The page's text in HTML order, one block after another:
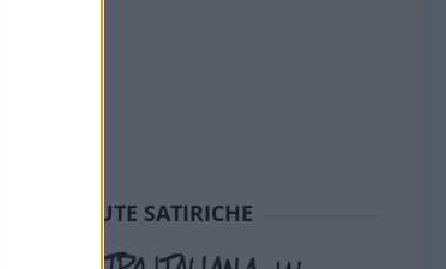
SEDUTE SATIRICHE